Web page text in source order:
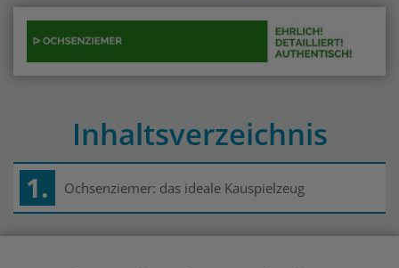
Inhaltsverzeichnis
1. Ochsenziemer: das ideale Kauspielzeug